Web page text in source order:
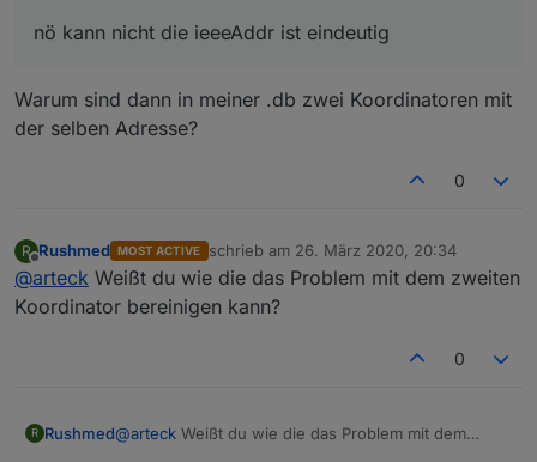
nö kann nicht die ieeeAddr ist eindeutig
Warum sind dann in meiner .db zwei Koordinatoren mit
der selben Adresse?
0
R
Offline
Rushmed MOST ACTIVE schrieb am 26. März 2020, 20:34
zuletzt editiert von
@arteck Weißt du wie die das Problem mit dem zweiten
Koordinator bereinigen kann?
0
R Rushmed@arteck Weißt du wie die das Problem mit dem